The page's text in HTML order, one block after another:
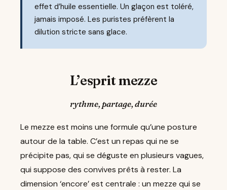
effet d’huile essentielle. Un glaçon est toléré,
jamais imposé. Les puristes préfèrent la
dilution stricte sans glace.
L’esprit mezze
rythme, partage, durée
Le mezze est moins une formule qu’une posture
autour de la table. C’est un repas qui ne se
précipite pas, qui se déguste en plusieurs vagues,
qui suppose des convives prêts à rester. La
dimension ‘encore’ est centrale : un mezze qui se